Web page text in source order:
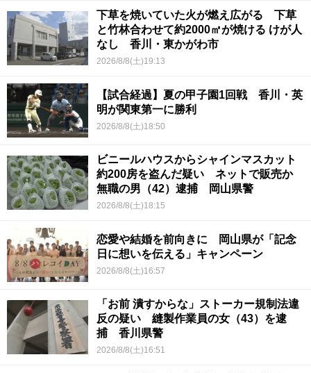
下草を焼いていた火が燃え広がる 下草
と竹林合わせて約2000㎡が焼ける けが人
なし 香川・東かがわ市
2026/8/8(土)19:13
【試合経過】夏の甲子園1回戦 香川・英
明が関東第一に勝利
2026/8/8(土)18:50
ビニールハウスからシャインマスカット
約200房を盗んだ疑い ネットで販売か
無職の男（42）逮捕 岡山県警
2026/8/8(土)18:15
恋愛や結婚を前向きに 岡山県が「記念
日に想いを伝える」キャンペーン
2026/8/8(土)16:57
「お前 潰すからな」ストーカー規制法違
反の疑い 縫製作業員の女（43）を逮
捕 香川県警
2026/8/8(土)16:51